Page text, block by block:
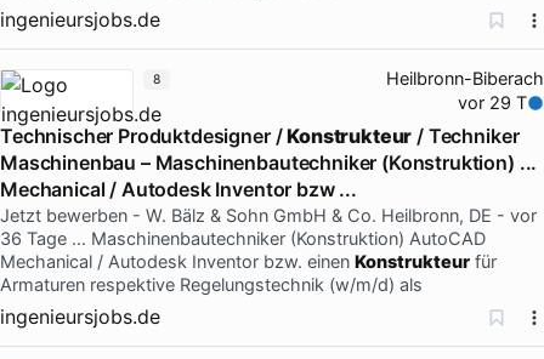
ingenieursjobs.de
Heilbronn-Biberach
vor 29 T
Technischer Produktdesigner /Konstrukteur / Techniker
Maschinenbau – Maschinenbautechniker (Konstruktion) ...
Mechanical / Autodesk Inventor bzw ...
Jetzt bewerben - W. Bälz & Sohn GmbH & Co. Heilbronn, DE - vor
36 Tage … Maschinenbautechniker (Konstruktion) AutoCAD
Mechanical / Autodesk Inventor bzw. einen Konstrukteur für
Armaturen respektive Regelungstechnik (w⁠/⁠m⁠/⁠d) als
ingenieursjobs.de
8